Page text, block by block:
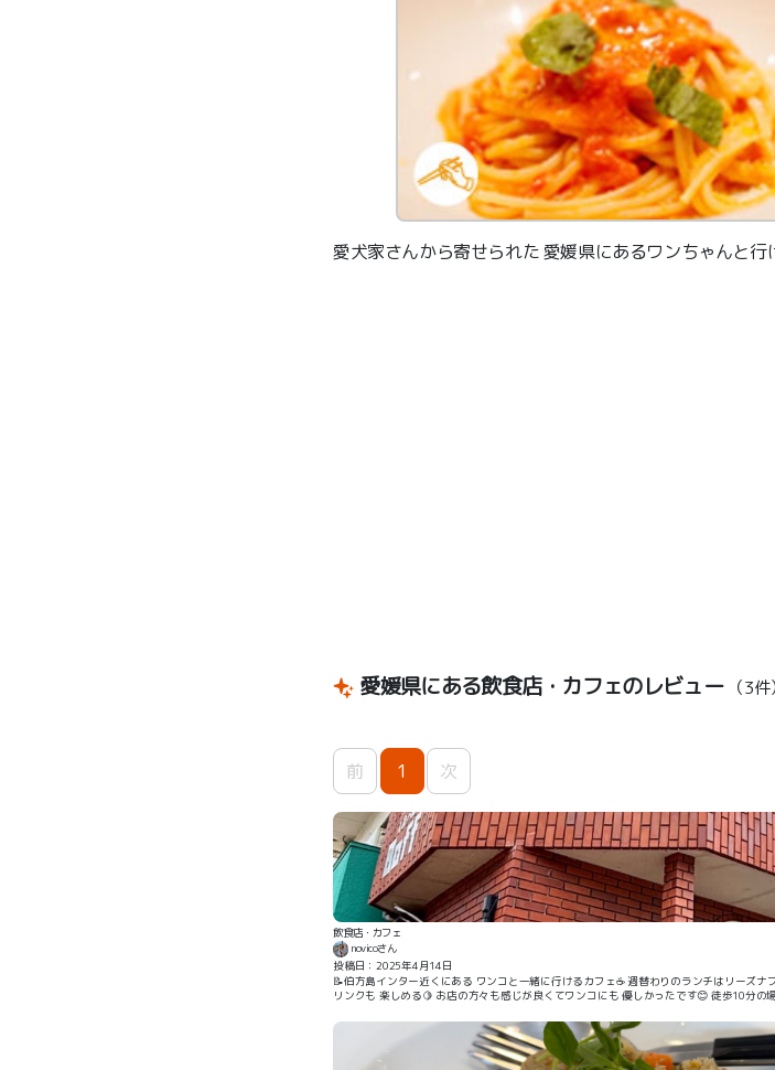
愛犬家さんから寄せられた 愛媛県にあるワンちゃんと
愛媛県にある飲食店・カフェのレビュー （3件
前 1 次
飲食店・カフェ
novicoさん
投稿日：2025年4月14日
📝伯方島インター近くにある ワンコと一緒に行けるカフェ☕️ 週替わりのランチはリーズナブルで オシャレで美味しい😋 ケーキや島レモンを使ったド
リンクも 楽しめる🍋 お店の方々も感じが良くてワンコにも 優しかったです😊 徒歩10分の場所に道の駅 マリンオアシス伯方がある 道の駅の前には海